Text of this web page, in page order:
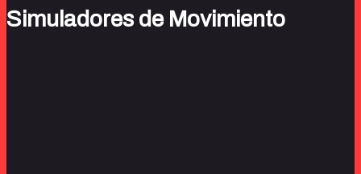
Simuladores de Movimiento